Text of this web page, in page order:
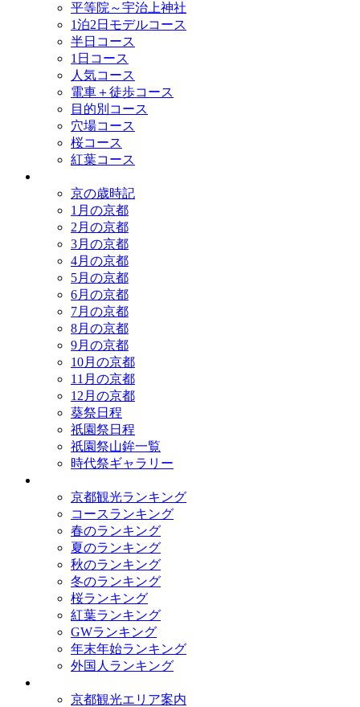
平等院～宇治上神社
1泊2日モデルコース
半日コース
1日コース
人気コース
電車＋徒歩コース
目的別コース
穴場コース
桜コース
紅葉コース
京の歳時記
1月の京都
2月の京都
3月の京都
4月の京都
5月の京都
6月の京都
7月の京都
8月の京都
9月の京都
10月の京都
11月の京都
12月の京都
葵祭日程
祇園祭日程
祇園祭山鉾一覧
時代祭ギャラリー
京都観光ランキング
コースランキング
春のランキング
夏のランキング
秋のランキング
冬のランキング
桜ランキング
紅葉ランキング
GWランキング
年末年始ランキング
外国人ランキング
京都観光エリア案内